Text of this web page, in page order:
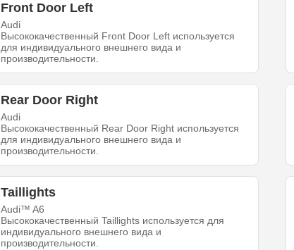
Front Door Left
Audi
Высококачественный Front Door Left используется
для индивидуального внешнего вида и
производительности.
Rear Door Right
Audi
Высококачественный Rear Door Right используется
для индивидуального внешнего вида и
производительности.
Taillights
Audi™ A6
Высококачественный Taillights используется для
индивидуального внешнего вида и
производительности.